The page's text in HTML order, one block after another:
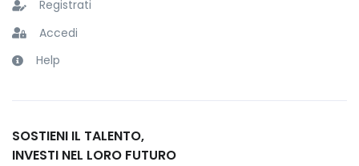
Registrati
Accedi
Help
SOSTIENI IL TALENTO,
INVESTI NEL LORO FUTURO